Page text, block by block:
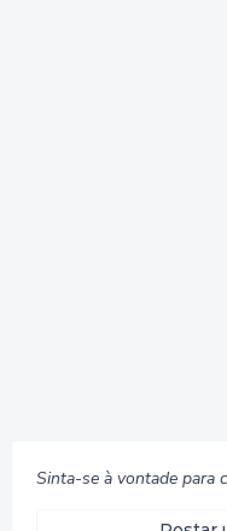
Sinta-se à vontade para